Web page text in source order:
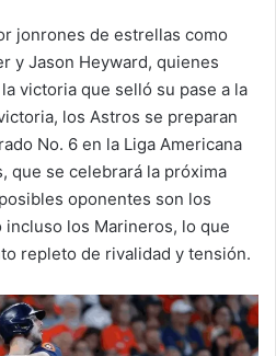
jonrones de estrellas como
y Jason Heyward, quienes
victoria que selló su pase a la
los Astros se preparan
No. 6 en la Liga Americana
que se celebrará la próxima
oponentes son los
incluso los Marineros, lo que
repleto de rivalidad y tensión.